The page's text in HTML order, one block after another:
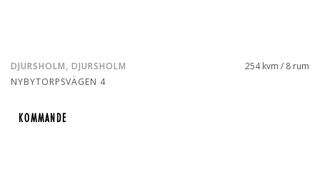
DJURSHOLM, DJURSHOLM
NYBYTORPSVÄGEN 4
254 kvm / 8 rum
KOMMANDE
KOMMANDE